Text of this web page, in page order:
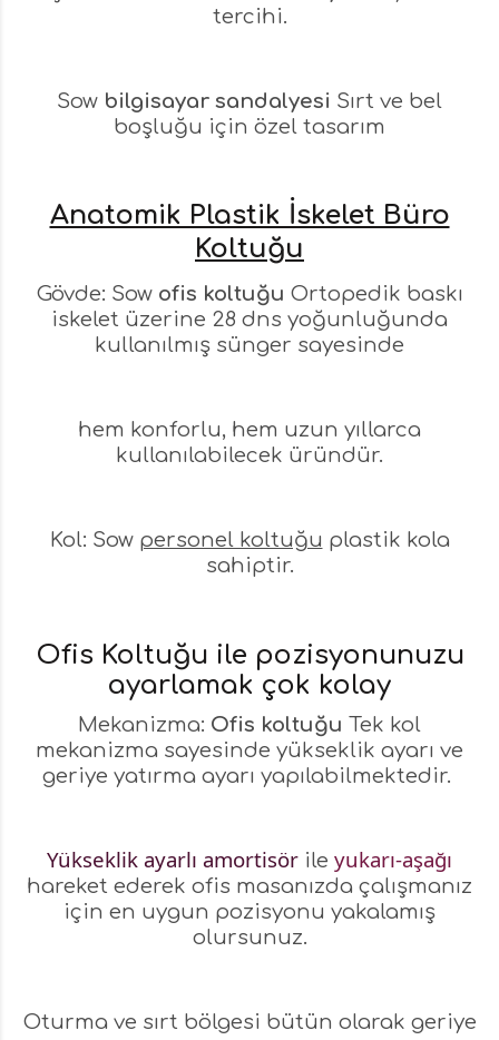
tercihi.
Sow bilgisayar sandalyesi Sırt ve bel
boşluğu için özel tasarım
Anatomik Plastik İskelet Büro
Koltuğu
Gövde: Sow ofis koltuğu Ortopedik baskı
iskelet üzerine 28 dns yoğunluğunda
kullanılmış sünger sayesinde
hem konforlu, hem uzun yıllarca
kullanılabilecek üründür.
Kol: Sow personel koltuğu plastik kola
sahiptir.
Ofis Koltuğu ile pozisyonunuzu
ayarlamak çok kolay
Mekanizma: Ofis koltuğu Tek kol
mekanizma sayesinde yükseklik ayarı ve
geriye yatırma ayarı yapılabilmektedir.
Yükseklik ayarlı amortisör ile yukarı-aşağı
hareket ederek ofis masanızda çalışmanız
için en uygun pozisyonu yakalamış
olursunuz.
Oturma ve sırt bölgesi bütün olarak geriye